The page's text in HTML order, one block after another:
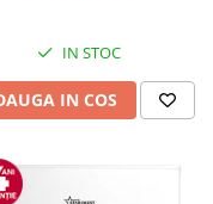
IN STOC
IN COS